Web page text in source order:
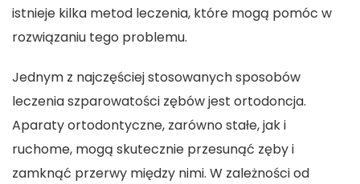
istnieje kilka metod leczenia, które mogą pomóc w
rozwiązaniu tego problemu.
Jednym z najczęściej stosowanych sposobów
leczenia szparowatości zębów jest ortodoncja.
Aparaty ortodontyczne, zarówno stałe, jak i
ruchome, mogą skutecznie przesunąć zęby i
zamknąć przerwy między nimi. W zależności od